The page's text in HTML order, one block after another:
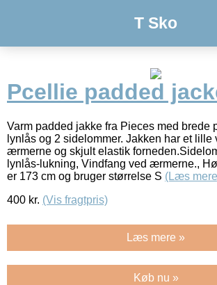
T Sko
Pcellie padded
Varm padded jakke fra Pieces med brede
lynlås og 2 sidelommer. Jakken har et lille
ærmerne og skjult elastik
lynlås-lukning, Vindfang ved ærmerne.,
er 173 cm og bruger størrelse S (Læs
400 kr. (Vis fragtpris)
Læs mere »
Køb nu »